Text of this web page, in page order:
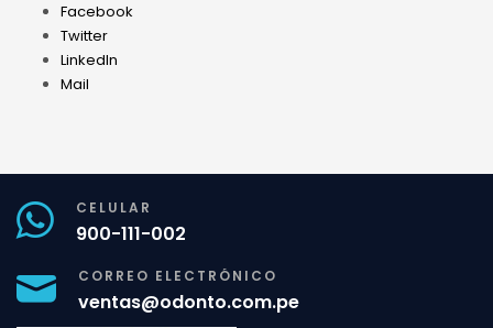
Facebook
Twitter
LinkedIn
Mail
CELULAR
900-111-002
CORREO ELECTRÓNICO
ventas@odonto.com.pe